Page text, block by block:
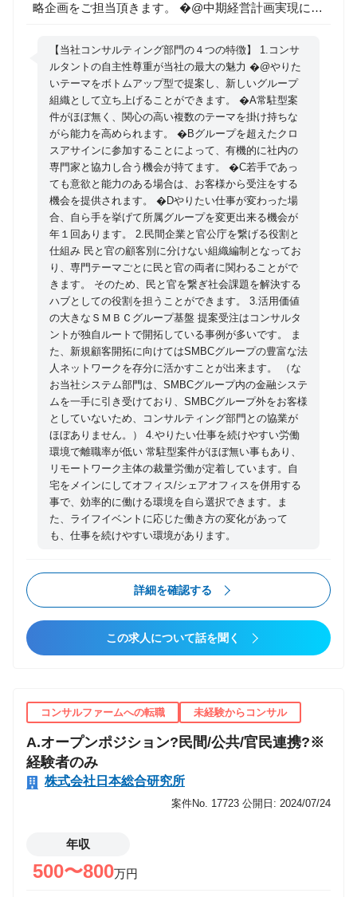
略企画をご担当頂きます。 �@中期経営計画実現に向
で明日をつくりだす。」をスローガンに、中期経営計
画の実現に向けた短期的な業務課題や中期的な経営課
題を解決するための枠組み作り、課題の洗い出し・可
視化、企画立案、推進を行う。 �Aシステム部門全体
の総合力を高めるための企画立案、推進 システム部門
約2,000名の総合力を高めるための、組織間のコミュニ
ケーションの円滑化、システム部門全体の方向性を共
有するための枠組みの整備、総合調整を行う。 求める
人物像/やりがい/当社の魅力 【求める人物像】 ・JRI
の経営理念を共有し、一緒に体現していく気概のある
しよく議論できる環境であり、自ら考えた企画を実行
しやすい
【当社コンサルティング部門の４つの特徴】 1.コンサ
ルタントの自主性尊重が当社の最大の魅力 �@やりた
いテーマをボトムアップ型で提案し、新しいグループ
組織として立ち上げることができます。 �A常駐型案
件がほぼ無く、関心の高い複数のテーマを掛け持ちな
がら能力を高められます。 �Bグループを超えたクロ
スアサインに参加することによって、有機的に社内の
専門家と協力し合う機会が持てます。 �C若手であっ
ても意欲と能力のある場合は、お客様から受注をする
機会を提供されます。 �Dやりたい仕事が変わった場
合、自ら手を挙げて所属グループを変更出来る機会が
年１回あります。 2.民間企業と官公庁を繋げる役割と
仕組み 民と官の顧客別に分けない組織編制となってお
り、専門テーマごとに民と官の両者に関わることがで
きます。 そのため、民と官を繋ぎ社会課題を解決する
ハブとしての役割を担うことができます。 3.活用価値
の大きなＳＭＢＣグループ基盤 提案受注はコンサルタ
ントが独自ルートで開拓している事例が多いです。 ま
た、新規顧客開拓に向けてはSMBCグループの豊富な法
人ネットワークを存分に活かすことが出来ます。 （な
お当社システム部門は、SMBCグループ内の金融システ
ムを一手に引き受けており、SMBCグループ外をお客様
としていないため、コンサルティング部門との協業が
ほぼありません。） 4.やりたい仕事を続けやすい労働
環境で離職率が低い 常駐型案件がほぼ無い事もあり、
リモートワーク主体の裁量労働が定着しています。自
宅をメインにしてオフィス/シェアオフィスを併用する
事で、効率的に働ける環境を自ら選択できます。ま
た、ライフイベントに応じた働き方の変化があって
も、仕事を続けやすい環境があります。
詳細を確認する
この求人について話を聞く
コンサルファームへの転職 未経験からコンサル
A.オープンポジション?民間/公共/官民連携?※
経験者のみ
株式会社日本総合研究所
案件No. 17723 公開日: 2024/07/24
年収
500〜800万円